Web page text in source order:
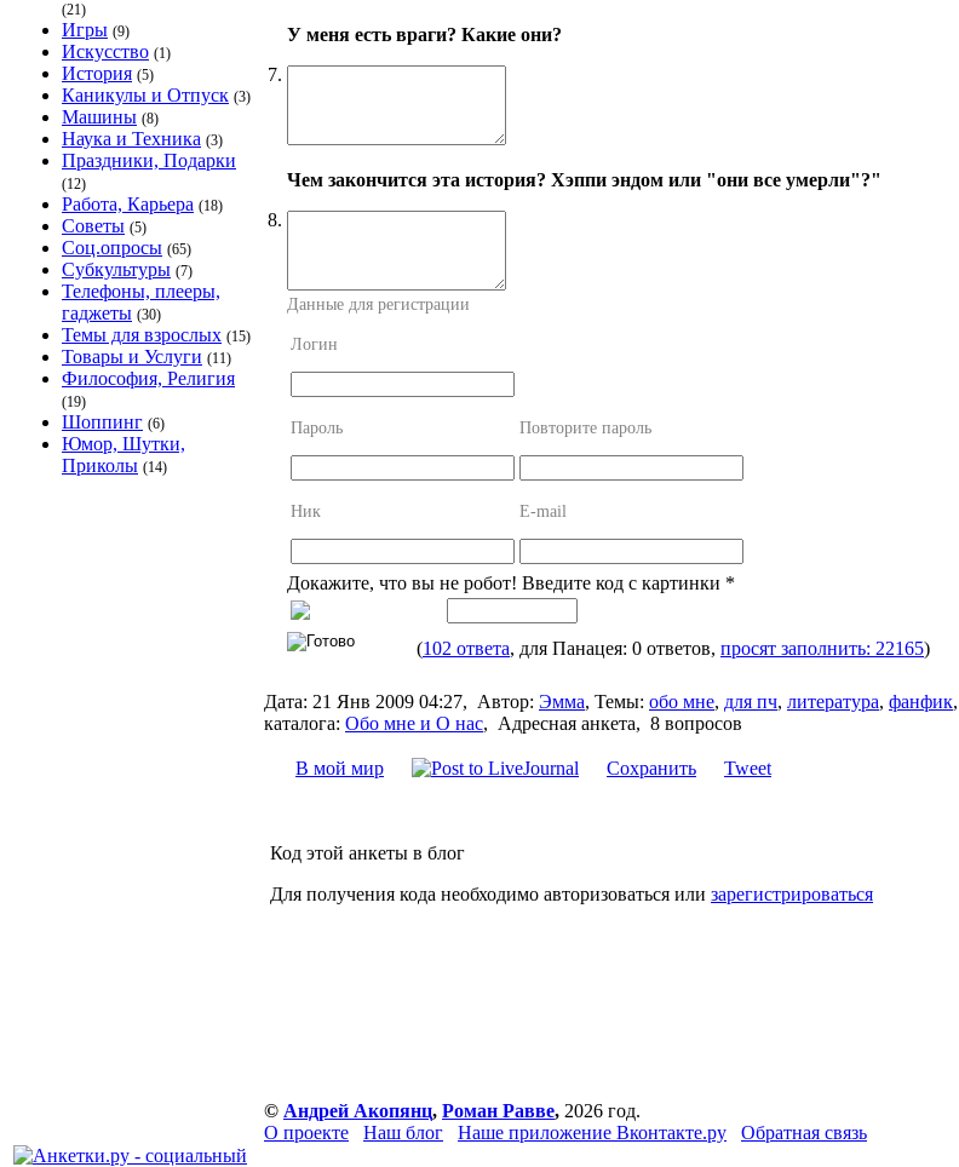
(21)
Игры (9)
Искусство (1)
История (5)
Каникулы и Отпуск (3)
Машины (8)
Наука и Техника (3)
Праздники, Подарки
(12)
Работа, Карьера (18)
Советы (5)
Соц.опросы (65)
Субкультуры (7)
Телефоны, плееры,
гаджеты (30)
Темы для взрослых (15)
Товары и Услуги (11)
Философия, Религия
(19)
Шоппинг (6)
Юмор, Шутки,
Приколы (14)
7.
У меня есть враги? Какие они?
8.
Чем закончится эта история? Хэппи эндом или "они все умерли"?"
Данные для регистрации
Логин
Пароль Повторите пароль
Ник E-mail
Докажите, что вы не робот! Введите код с картинки *
(102 ответа, для Панацея: 0 ответов, просят заполнить: 22165)
Дата: 21 Янв 2009 04:27, Автор: Эмма, Темы: обо мне, для пч, литература, фанфик,
каталога: Обо мне и О нас, Адресная анкета, 8 вопросов
В мой мир Сохранить Tweet
Код этой анкеты в блог
Для получения кода необходимо авторизоваться или зарегистрироваться
© Андрей Акопянц, Роман Равве, 2026 год.
О проекте
Наш блог Наше приложение Вконтакте.ру Обратная связь